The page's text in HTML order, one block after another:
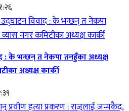
: के भन्छन् त नेकपा तनहुँका अध्यक्ष
अध्यक्ष कार्की